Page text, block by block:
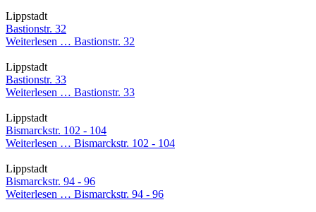
Lippstadt
Bastionstr. 32
Weiterlesen … Bastionstr. 32
Lippstadt
Bastionstr. 33
Weiterlesen … Bastionstr. 33
Lippstadt
Bismarckstr. 102 - 104
Weiterlesen … Bismarckstr. 102 - 104
Lippstadt
Bismarckstr. 94 - 96
Weiterlesen … Bismarckstr. 94 - 96